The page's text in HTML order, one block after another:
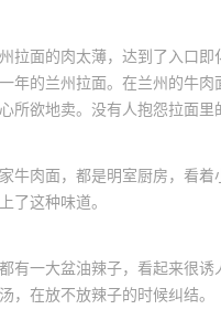
拉面的肉太薄，达到了入口即
年的兰州拉面。在兰州的牛肉
所欲地卖。没有人抱怨拉面里
牛肉面，都是明室厨房，看着
了这种味道。
有一大盆油辣子，看起来很诱
，在放不放辣子的时候纠结。